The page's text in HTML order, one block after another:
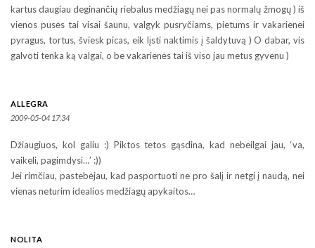
kartus daugiau deginančių riebalus medžiagų nei pas normalų žmogų ) iš
vienos pusės tai visai šaunu, valgyk pusryčiams, pietums ir vakarienei
pyragus, tortus, šviesk picas, eik lįsti naktimis į šaldytuvą ) O dabar, vis
galvoti tenka ką valgai, o be vakarienės tai iš viso jau metus gyvenu )
ALLEGRA
2009-05-04 17:34
Džiaugiuos, kol galiu :) Piktos tetos gąsdina, kad nebeilgai jau, ‘va,
vaikeli, pagimdysi…’ :))
Jei rimčiau, pastebėjau, kad pasportuoti ne pro šalį ir netgi į naudą, nei
vienas neturim idealios medžiagų apykaitos…
NOLITA